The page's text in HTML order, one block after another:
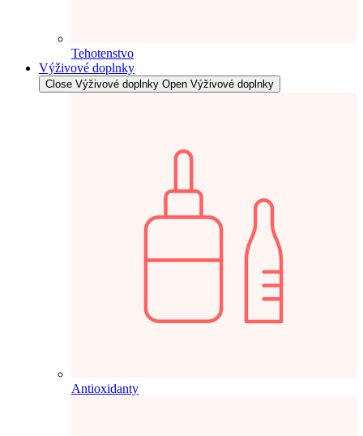
Tehotenstvo
Výživové doplnky
Close Výživové doplnky Open Výživové doplnky
Antioxidanty